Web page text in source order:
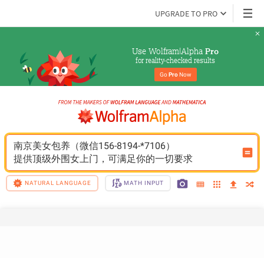
UPGRADE TO PRO
Use Wolfram|Alpha Pro
for reality-checked results
Go Pro Now
南京美女包养（微信156-8194-*7106）
提供顶级外围女上门，可满足你的一切要求
NATURAL LANGUAGE MATH INPUT